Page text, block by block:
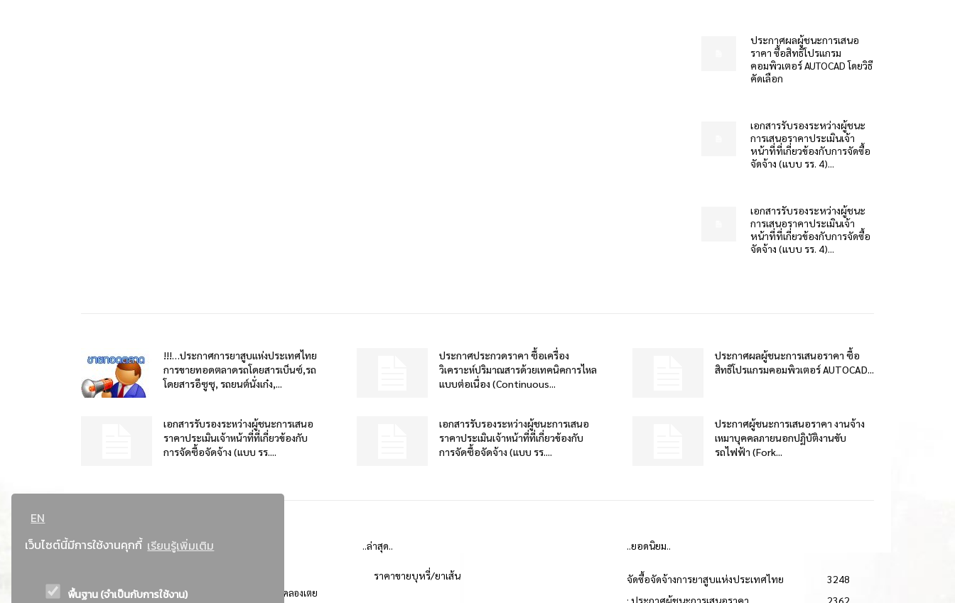
EN
เว็บไซต์นี้มีการใช้งานคุกกี้ เรียนรู้เพิ่มเติม
พื้นฐาน (จำเป็นกับการใช้งาน)
ประกาศผลผู้ชนะการเสนอ
ราคา ซื้อสิทธิโปรแกรม
คอมพิวเตอร์ AUTOCAD โดยวิธี
คัดเลือก
เอกสารรับรองระหว่างผู้ชนะ
การเสนอราคาประเมินเจ้า
หน้าที่ที่เกี่ยวข้องกับการจัดซื้อ
จัดจ้าง (แบบ รร. 4)...
เอกสารรับรองระหว่างผู้ชนะ
การเสนอราคาประเมินเจ้า
หน้าที่ที่เกี่ยวข้องกับการจัดซื้อ
จัดจ้าง (แบบ รร. 4)...
!!!…ประกาศการยาสูบแห่งประเทศไทย
การขายทอดตลาดรถโดยสารเบ็นซ์,รถ
โดยสารอีซูซุ, รถยนต์นั่งเก๋ง,...
ประกาศประกวดราคา ซื้อเครื่อง
วิเคราะห์ปริมาณสารด้วยเทคนิคการไหล
แบบต่อเนื่อง (Continuous...
ประกาศผลผู้ชนะการเสนอราคา ซื้อ
สิทธิโปรแกรมคอมพิวเตอร์ AUTOCAD...
เอกสารรับรองระหว่างผู้ชนะการเสนอ
ราคาประเมินเจ้าหน้าที่ที่เกี่ยวข้องกับ
การจัดซื้อจัดจ้าง (แบบ รร....
เอกสารรับรองระหว่างผู้ชนะการเสนอ
ราคาประเมินเจ้าหน้าที่ที่เกี่ยวข้องกับ
การจัดซื้อจัดจ้าง (แบบ รร....
ประกาศผู้ชนะการเสนอราคา งานจ้าง
เหมาบุคคลภายนอกปฏิบัติงานขับ
รถไฟฟ้า (Fork...
ที่อยู่ : 184 ถนนพระรามที่ 4 แขวงคลองเตย เขตคลองเตย
..ล่าสุด..
ราคาขายบุหรี่/ยาเส้น
..ยอดนิยม..
จัดซื้อจัดจ้างการยาสูบแห่งประเทศไทย
3248
: ประกาศผู้ชนะการเสนอราคา
2362